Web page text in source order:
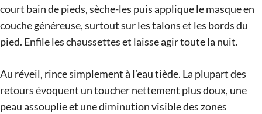
court bain de pieds, sèche-les puis applique le masque en
couche généreuse, surtout sur les talons et les bords du
pied. Enfile les chaussettes et laisse agir toute la nuit.
Au réveil, rince simplement à l’eau tiède. La plupart des
retours évoquent un toucher nettement plus doux, une
peau assouplie et une diminution visible des zones